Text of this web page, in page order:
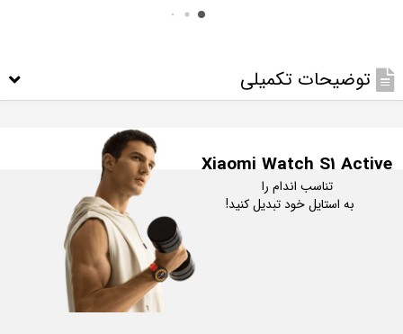
توضیحات تکمیلی
Xiaomi Watch S1 Active
    به استایل خود تبدیل کنید!